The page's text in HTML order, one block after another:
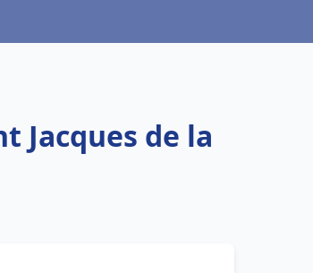
Jacques de la